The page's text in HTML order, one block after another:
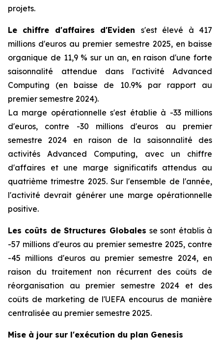
projets.
Le chiffre d'affaires d'Eviden s'est élevé à 417
millions d'euros au premier semestre 2025, en baisse
organique de 11,9 % sur un an, en raison d'une forte
saisonnalité attendue dans l'activité Advanced
Computing (en baisse de 10.9% par rapport au
premier semestre 2024).
La marge opérationnelle s'est établie à -33 millions
d'euros, contre -30 millions d'euros au premier
semestre 2024 en raison de la saisonnalité des
activitésAdvanced Computing, avec un chiffre
d'affaires et une marge significatifs attendus au
quatrième trimestre 2025. Sur l'ensemble de l'année,
l'activité devrait générer une marge opérationnelle
positive.
Les coûts de Structures Globales se sont établis à
-57 millions d'euros au premier semestre 2025, contre
-45 millions d'euros au premier semestre 2024, en
raison du traitement non récurrent des coûts de
réorganisation au premier semestre 2024 et des
coûts de marketing de l'UEFA encourus de manière
centralisée au premier semestre 2025.
Mise à jour sur l'exécution du plan Genesis